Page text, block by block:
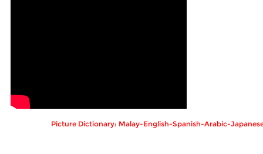
Picture Dictionary: Malay-English-Spanish-Arabic-